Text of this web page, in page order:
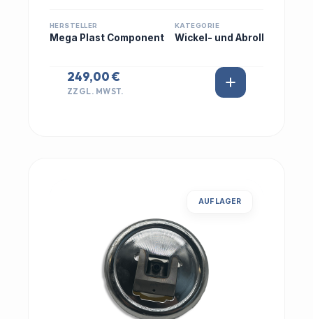
HERSTELLER
Mega Plast Component
KATEGORIE
Wickel- und Abroll
249,00 €
ZZGL. MWST.
AUF LAGER